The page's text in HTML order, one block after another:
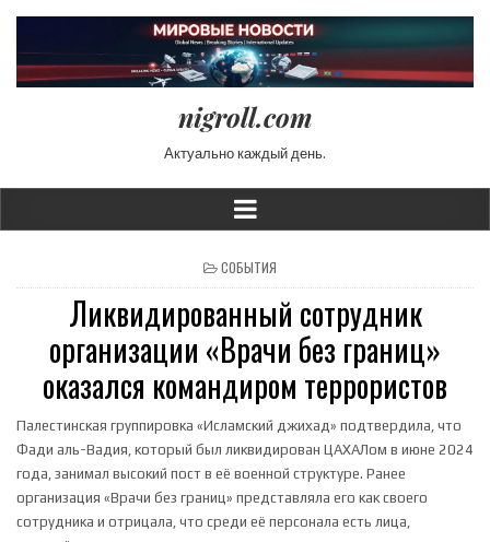
nigroll.com
Актуально каждый день.
POSTED IN
СОБЫТИЯ
Ликвидированный сотрудник
организации «Врачи без границ»
оказался командиром террористов
Палестинская группировка «Исламский джихад» подтвердила, что
Фади аль-Вадия, который был ликвидирован ЦАХАЛом в июне 2024
года, занимал высокий пост в её военной структуре. Ранее
организация «Врачи без границ» представляла его как своего
сотрудника и отрицала, что среди её персонала есть лица,